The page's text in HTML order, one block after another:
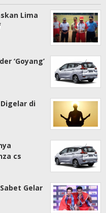
Lima
‘Goyang’
di
cs
Gelar